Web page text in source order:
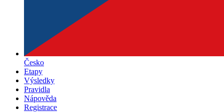
Česko
Etapy
Výsledky
Pravidla
Nápověda
Registrace